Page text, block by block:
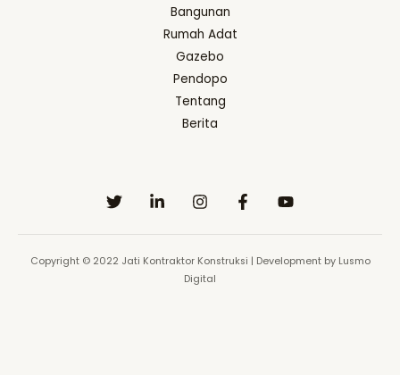
Bangunan
Rumah Adat
Gazebo
Pendopo
Tentang
Berita
Copyright © 2022 Jati Kontraktor Konstruksi | Development by Lusmo
Digital